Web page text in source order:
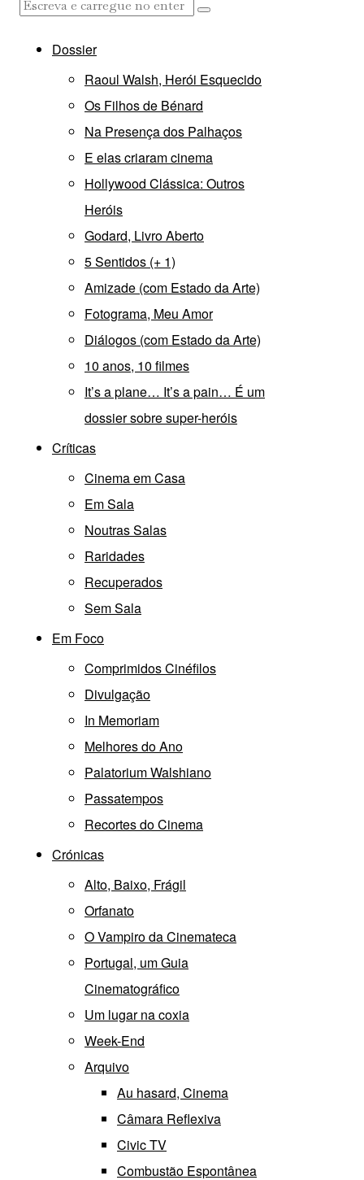
Dossier
Raoul Walsh, Herói Esquecido
Os Filhos de Bénard
Na Presença dos Palhaços
E elas criaram cinema
Hollywood Clássica: Outros
Heróis
Godard, Livro Aberto
5 Sentidos (+ 1)
Amizade (com Estado da Arte)
Fotograma, Meu Amor
Diálogos (com Estado da Arte)
10 anos, 10 filmes
It’s a plane… It’s a pain… É um
dossier sobre super-heróis
Críticas
Cinema em Casa
Em Sala
Noutras Salas
Raridades
Recuperados
Sem Sala
Em Foco
Comprimidos Cinéfilos
Divulgação
In Memoriam
Melhores do Ano
Palatorium Walshiano
Passatempos
Recortes do Cinema
Crónicas
Alto, Baixo, Frágil
Orfanato
O Vampiro da Cinemateca
Portugal, um Guia
Cinematográfico
Um lugar na coxia
Week-End
Arquivo
Au hasard, Cinema
Câmara Reflexiva
Civic TV
Combustão Espontânea